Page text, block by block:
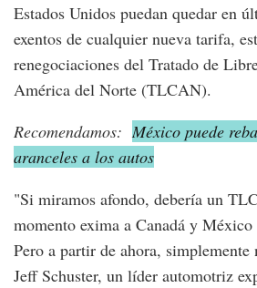
Estados Unidos puedan quedar en
exentos de cualquier nueva tarifa,
renegociaciones del Tratado de
América del Norte (TLCAN).
Recomendamos: México puede
aranceles a los autos
"Si miramos afondo, debería un
momento exima a Canadá y México
Pero a partir de ahora,
Jeff Schuster, un líder automotriz